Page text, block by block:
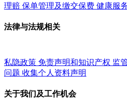
理赔 保单管理及缴交保费 健康服
法律与法规相关
私隐政策 免责声明和知识产权 监
问题 收集个人资料声明
关于我们及工作机会